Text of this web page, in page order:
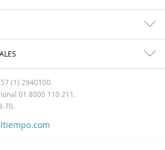
(1) 2940100.
01 8000 110 211.
70.